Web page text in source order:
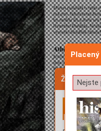
Žádost o
Nejste